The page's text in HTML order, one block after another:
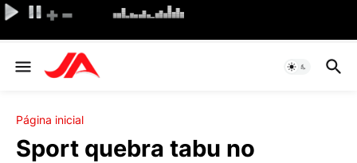
Página inicial
Sport quebra tabu no